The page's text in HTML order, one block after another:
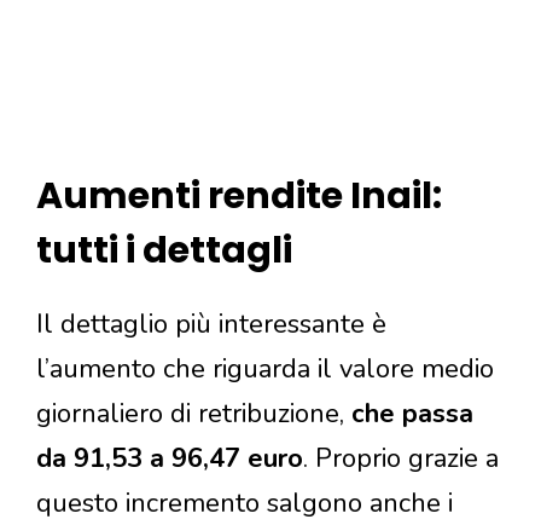
Aumenti rendite Inail:
tutti i dettagli
Il dettaglio più interessante è
l’aumento che riguarda il valore medio
giornaliero di retribuzione, che passa
da 91,53 a 96,47 euro. Proprio grazie a
questo incremento salgono anche i